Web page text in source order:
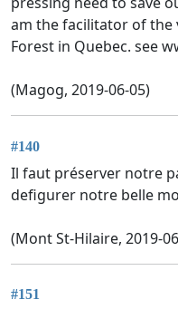
am the facilitator of the
Forest in Quebec. see
(Magog, 2019-06-05)
#140
Il faut préserver notre
defigurer notre belle
(Mont St-Hilaire, 2019-
#151